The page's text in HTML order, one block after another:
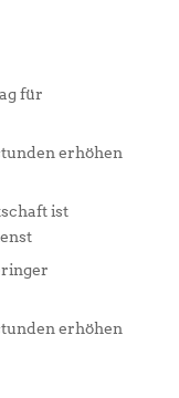
für
erhöhen
ist
erhöhen